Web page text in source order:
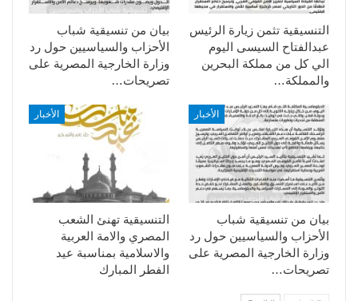
بيان من تنسيقية شباب
الأحزاب والسياسيين حول رد
وزارة الخارجية المصرية على
تصريحات…
التنسيقية تثمن زيارة الرئيس
عبدالفتاح السيسى اليوم
الي كل من مملكة البحرين
والمملكة…
الأخبار
التنسيقية تهنئ الشعب
المصري والامة العربية
والاسلامية بمناسبة عيد
الفطر المبارك
الأخبار
بيان من تنسيقية شباب
الأحزاب والسياسيين حول رد
وزارة الخارجية المصرية على
تصريحات…